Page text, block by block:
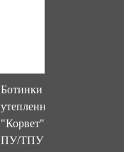
Ботинки
утепленные
"Корвет"
ПУ/ТПУ